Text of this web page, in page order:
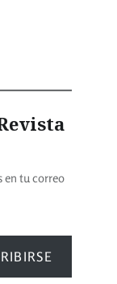
en tu correo